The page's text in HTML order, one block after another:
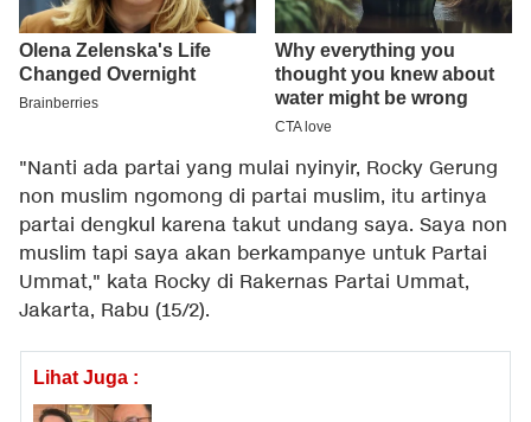
"Nanti ada partai yang mulai nyinyir, Rocky Gerung
non muslim ngomong di partai muslim, itu artinya
partai dengkul karena takut undang saya. Saya non
muslim tapi saya akan berkampanye untuk Partai
Ummat," kata Rocky di Rakernas Partai Ummat,
Jakarta, Rabu (15/2).
Lihat Juga :